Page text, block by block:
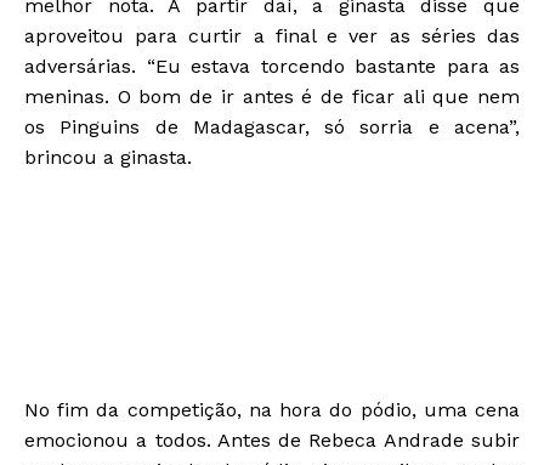
melhor nota. A partir daí, a ginasta disse que
aproveitou para curtir a final e ver as séries das
adversárias. “Eu estava torcendo bastante para as
meninas. O bom de ir antes é de ficar ali que nem
os Pinguins de Madagascar, só sorria e acena”,
brincou a ginasta.
No fim da competição, na hora do pódio, uma cena
emocionou a todos. Antes de Rebeca Andrade subir